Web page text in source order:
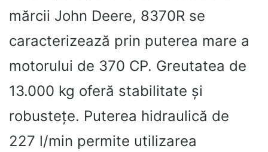
mărcii John Deere, 8370R se
caracterizează prin puterea mare a
motorului de 370 CP. Greutatea de
13.000 kg oferă stabilitate și
robustețe. Puterea hidraulică de
227 l/min permite utilizarea